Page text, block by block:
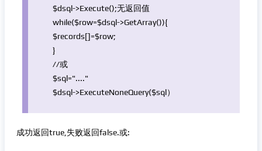
$dsql->Execute();无返回值
while($row=$dsql->GetArray()){
$records[]=$row;
}
//或
$sql="...."
$dsql->ExecuteNoneQuery($sql）
成功返回true,失败返回false.或: